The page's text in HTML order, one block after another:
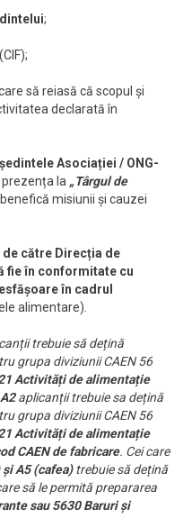
;
(CIF);
să reiasă că scopul și
declarată în
Asociației / ONG-
prezența la „Târgul de
misiunii și cauzei
către Direcția de
fie în conformitate cu
în cadrul
alimentare).
trebuie să dețină
grupa diviziunii CAEN 56
Activități de alimentație
aplicanții trebuie sa dețină
grupa diviziunii CAEN 56
Activități de alimentație
CAEN de fabricare. Cei care
și A5 (cafea)trebuie să dețină
să le permită prepararea
sau 5630 Baruri și